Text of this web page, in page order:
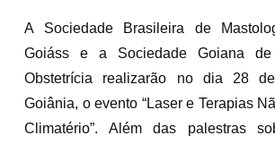
A Sociedade Brasileira de
Goiáss e a Sociedade Goiana
Obstetrícia realizarão no dia 28
Goiânia, o evento “Laser e Terapias
Climatério”. Além das palestras